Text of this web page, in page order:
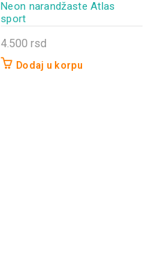
Neon narandžaste Atlas
sport
4.500 rsd
Dodaj u korpu